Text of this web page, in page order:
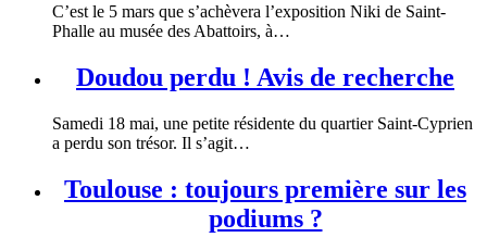
C’est le 5 mars que s’achèvera l’exposition Niki de Saint-
Phalle au musée des Abattoirs, à…
Doudou perdu ! Avis de recherche
Samedi 18 mai, une petite résidente du quartier Saint-Cyprien
a perdu son trésor. Il s’agit…
Toulouse : toujours première sur les
podiums ?